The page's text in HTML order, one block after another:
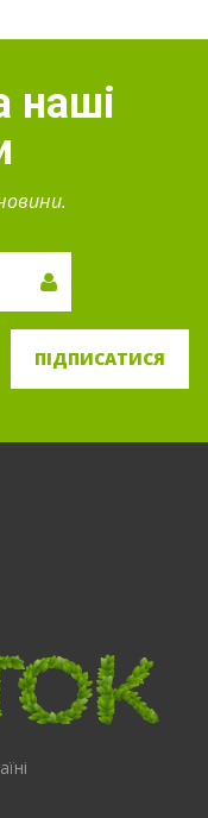
наші
ПІДПИСАТИСЯ